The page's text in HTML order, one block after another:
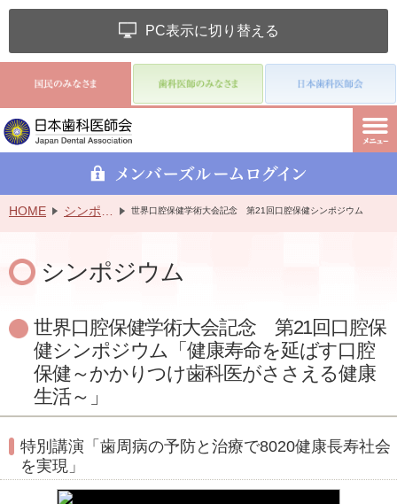
PC表示に切り替える
HOME 世界口腔保健学術大会記念 第21回口腔保健シンポジウム
シンポジウム
世界口腔保健学術大会記念 第21回口腔保
健シンポジウム「健康寿命を延ばす口腔
保健～かかりつけ歯科医がささえる健康
生活～」
特別講演「歯周病の予防と治療で8020健康長寿社会
を実現」